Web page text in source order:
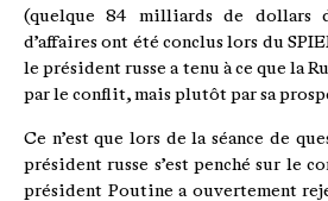
(quelque 84 milliards de dollars
d’affaires ont été conclus lors du
le président russe a tenu à ce que la
par le conflit, mais plutôt par sa
Ce n’est que lors de la séance de
président russe s’est penché sur le
président Poutine a ouvertement